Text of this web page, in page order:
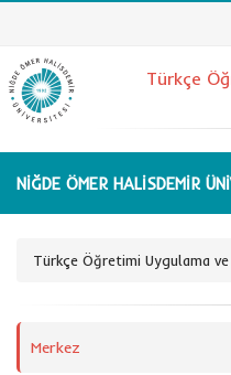
NİĞDE ÖMER HALİSDEMİR
Türkçe
Türkçe Öğretimi Uygulama
Merkez